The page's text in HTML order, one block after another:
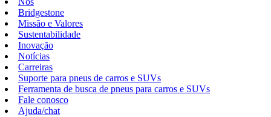
Bridgestone
Missão e Valores
Sustentabilidade
Inovação
Notícias
Carreiras
Suporte para pneus de carros e SUVs
Ferramenta de busca de pneus para carros e SUVs
Fale conosco
Ajuda/chat